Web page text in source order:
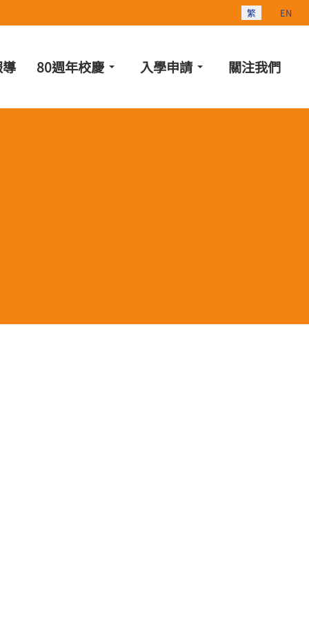
選擇你的語言
繁 EN
80週年校慶 入學申請 關注我們